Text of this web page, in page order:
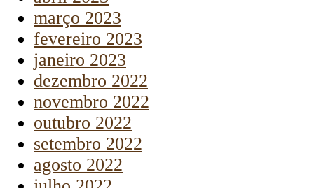
março 2023
fevereiro 2023
janeiro 2023
dezembro 2022
novembro 2022
outubro 2022
setembro 2022
agosto 2022